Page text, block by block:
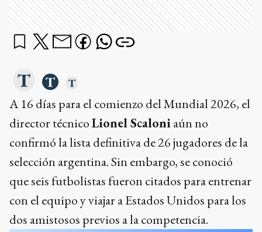
A 16 días para el comienzo del Mundial 2026, el
director técnicoLionel Scaloniaún no
confirmó la lista definitiva de 26 jugadores de la
selección argentina. Sin embargo, se conoció
que seis futbolistas fueron citados para entrenar
con el equipo y viajar a Estados Unidos para los
dos amistosos previos a la competencia.